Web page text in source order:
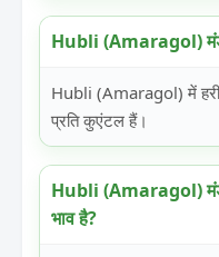
Hubli (Amaragol) मंडी
Hubli (Amaragol) में
प्रति कुएंटल हैं।
Hubli (Amaragol)
भाव है?